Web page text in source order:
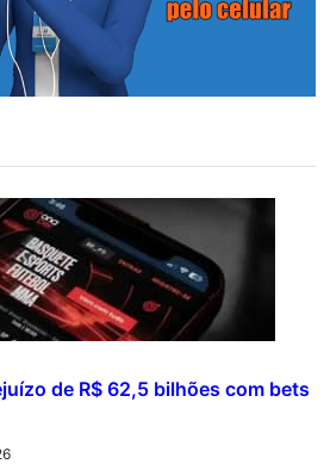
de R$ 62,5 bilhões com bets